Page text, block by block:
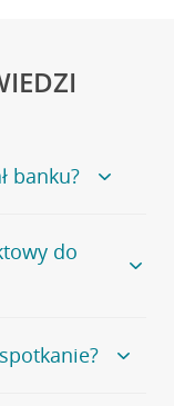
banku?
na
się
do
numeru